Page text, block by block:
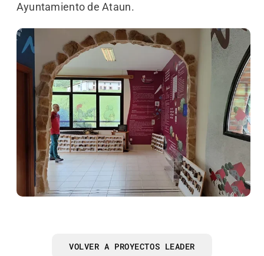
Ayuntamiento de Ataun.
VOLVER A PROYECTOS LEADER